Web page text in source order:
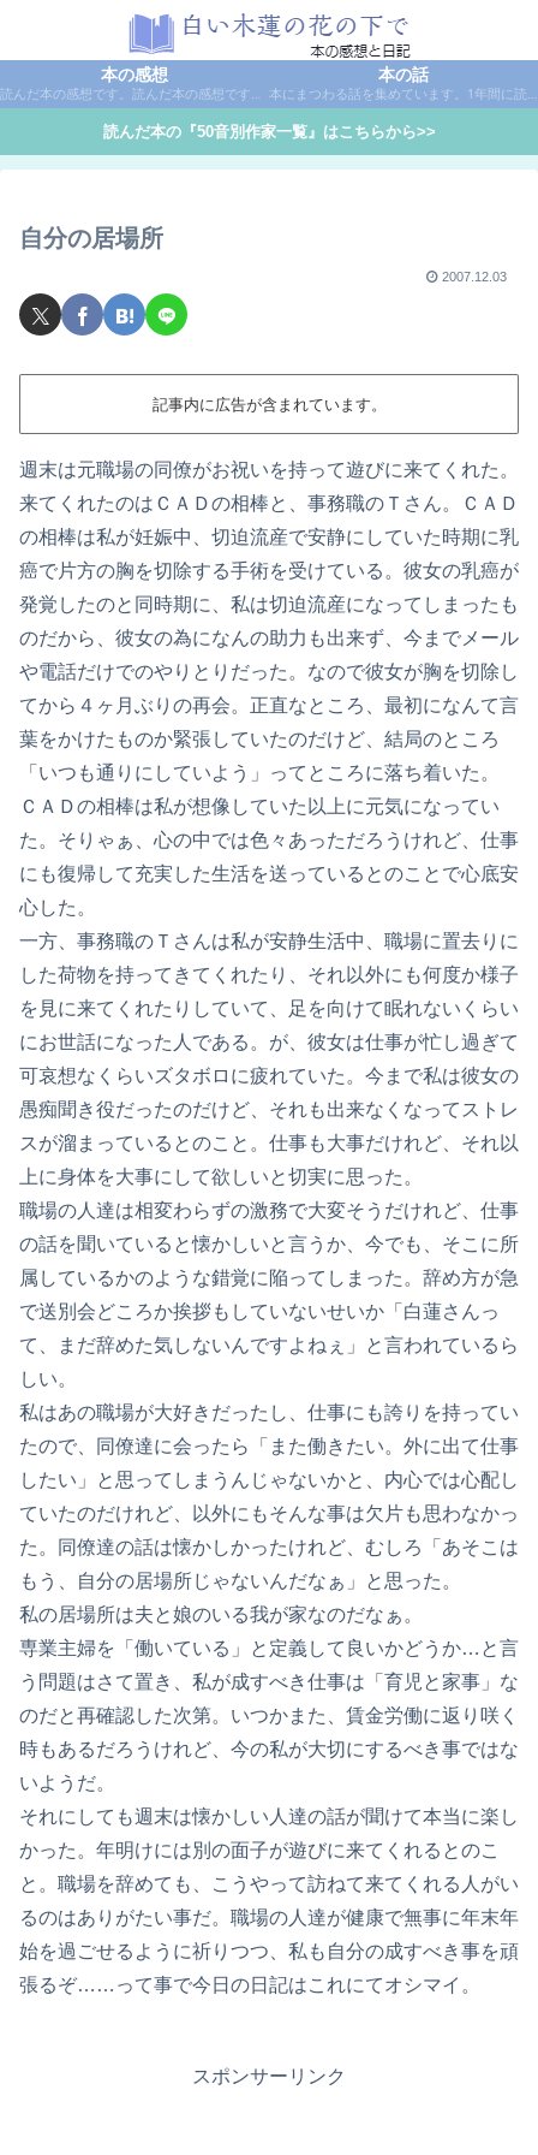
本の感想
読んだ本の感想です。読んだ本の感想です。本は作家名で50音別に分類しています。
本の話
本にまつわる話を集めています。1年間に読んだ本の総括や、本に関する話題など。
読んだ本の『50音別作家一覧』はこちらから>>
自分の居場所
2007.12.03
記事内に広告が含まれています。
週末は元職場の同僚がお祝いを持って遊びに来てくれた。
来てくれたのはＣＡＤの相棒と、事務職のＴさん。ＣＡＤ
の相棒は私が妊娠中、切迫流産で安静にしていた時期に乳
癌で片方の胸を切除する手術を受けている。彼女の乳癌が
発覚したのと同時期に、私は切迫流産になってしまったも
のだから、彼女の為になんの助力も出来ず、今までメール
や電話だけでのやりとりだった。なので彼女が胸を切除し
てから４ヶ月ぶりの再会。正直なところ、最初になんて言
葉をかけたものか緊張していたのだけど、結局のところ
「いつも通りにしていよう」ってところに落ち着いた。
ＣＡＤの相棒は私が想像していた以上に元気になってい
た。そりゃぁ、心の中では色々あっただろうけれど、仕事
にも復帰して充実した生活を送っているとのことで心底安
心した。
一方、事務職のＴさんは私が安静生活中、職場に置去りに
した荷物を持ってきてくれたり、それ以外にも何度か様子
を見に来てくれたりしていて、足を向けて眠れないくらい
にお世話になった人である。が、彼女は仕事が忙し過ぎて
可哀想なくらいズタボロに疲れていた。今まで私は彼女の
愚痴聞き役だったのだけど、それも出来なくなってストレ
スが溜まっているとのこと。仕事も大事だけれど、それ以
上に身体を大事にして欲しいと切実に思った。
職場の人達は相変わらずの激務で大変そうだけれど、仕事
の話を聞いていると懐かしいと言うか、今でも、そこに所
属しているかのような錯覚に陥ってしまった。辞め方が急
で送別会どころか挨拶もしていないせいか「白蓮さんっ
て、まだ辞めた気しないんですよねぇ」と言われているら
しい。
私はあの職場が大好きだったし、仕事にも誇りを持ってい
たので、同僚達に会ったら「また働きたい。外に出て仕事
したい」と思ってしまうんじゃないかと、内心では心配し
ていたのだけれど、以外にもそんな事は欠片も思わなかっ
た。同僚達の話は懐かしかったけれど、むしろ「あそこは
もう、自分の居場所じゃないんだなぁ」と思った。
私の居場所は夫と娘のいる我が家なのだなぁ。
専業主婦を「働いている」と定義して良いかどうか…と言
う問題はさて置き、私が成すべき仕事は「育児と家事」な
のだと再確認した次第。いつかまた、賃金労働に返り咲く
時もあるだろうけれど、今の私が大切にするべき事ではな
いようだ。
それにしても週末は懐かしい人達の話が聞けて本当に楽し
かった。年明けには別の面子が遊びに来てくれるとのこ
と。職場を辞めても、こうやって訪ねて来てくれる人がい
るのはありがたい事だ。職場の人達が健康で無事に年末年
始を過ごせるように祈りつつ、私も自分の成すべき事を頑
張るぞ……って事で今日の日記はこれにてオシマイ。
スポンサーリンク